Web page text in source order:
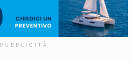
PUBBLICITÀ